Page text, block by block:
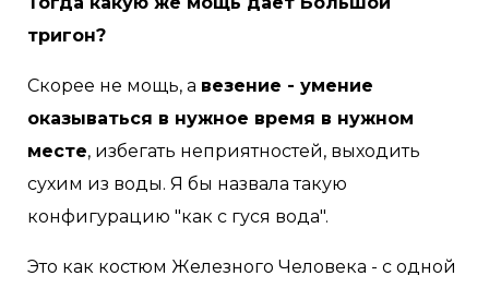
тригон?
Скорее не мощь, а везение - умение
оказываться в нужное время в нужном
месте, избегать неприятностей, выходить
сухим из воды. Я бы назвала такую
конфигурацию "как с гуся вода".
Это как костюм Железного Человека - с одной